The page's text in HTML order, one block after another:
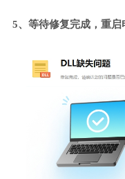
5、等待修复完成，重启